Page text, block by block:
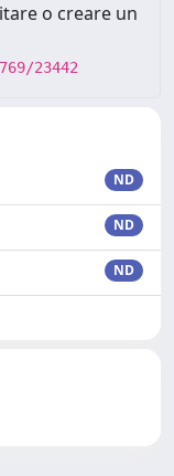
o creare un
23442
ND
ND
ND